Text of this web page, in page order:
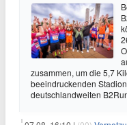
zusammen, um die 5,7
beeindruckenden
deutschlandweiten